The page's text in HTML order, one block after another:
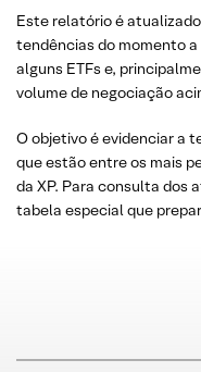
Este relatório é
tendências do momento
alguns ETFs e,
volume de negociação
O objetivo é evidenciar a
que estão entre os mais
da XP. Para consulta dos
tabela especial que